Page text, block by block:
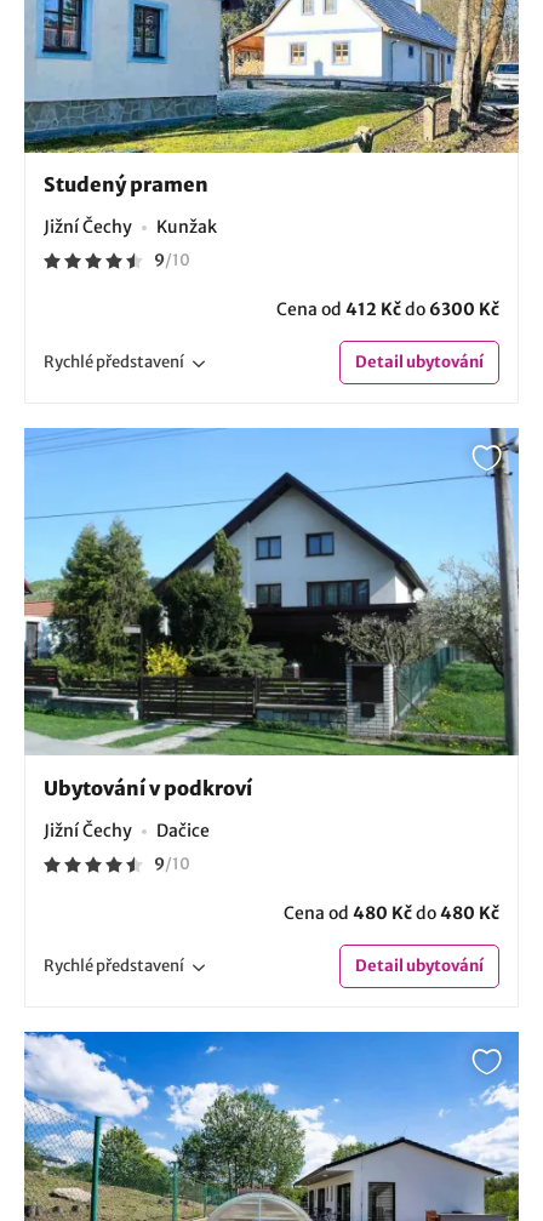
Studený pramen
Jižní Čechy Kunžak
9/10
Cena od 412 Kčdo 6300 Kč
Rychlépředstavení Detailubytování
Ubytování v podkroví
Jižní Čechy Dačice
9/10
Cena od 480 Kčdo480 Kč
Rychlépředstavení Detailubytování